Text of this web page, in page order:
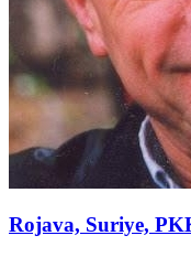
Rojava, Suriye,